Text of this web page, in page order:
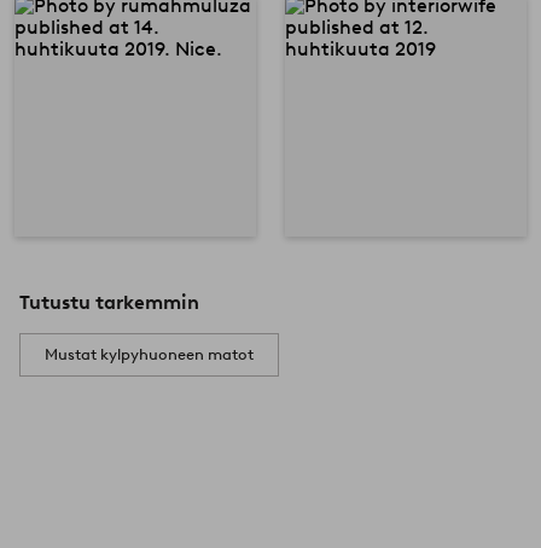
Tutustu tarkemmin
Mustat kylpyhuoneen matot